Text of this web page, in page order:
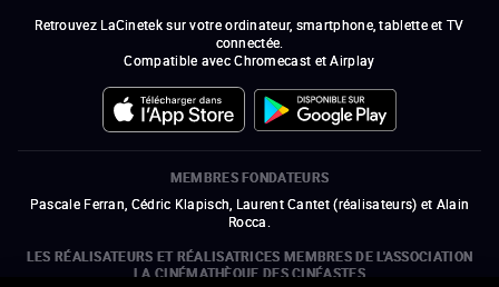
Retrouvez LaCinetek sur votre ordinateur, smartphone, tablette et TV
connectée.
Compatible avec Chromecast et Airplay
MEMBRES FONDATEURS
Pascale Ferran, Cédric Klapisch, Laurent Cantet (réalisateurs) et Alain
Rocca.
LES RÉALISATEURS ET RÉALISATRICES MEMBRES DE L'ASSOCIATION
LA CINÉMATHÈQUE DES CINÉASTES